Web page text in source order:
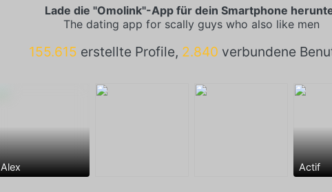
Lade die "Omolink"-App für dein Smartphone
The dating app for scally guys who also like men
155.615 erstellte Profile, 2.840 verbundene
Alex Actif